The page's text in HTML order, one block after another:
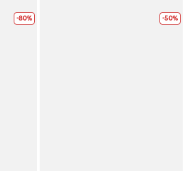
-80% -50%